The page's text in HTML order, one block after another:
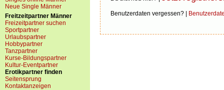
Neue Single Männer
Freitzeitpartner Männer
Freizeitpartner suchen
Sportpartner
Urlaubspartner
Hobbypartner
Tanzpartner
Kurse-Bildungspartner
Kultur-Eventpartner
Erotikpartner finden
Seitensprung
Kontaktanzeigen
Benutzerdaten vergessen? |